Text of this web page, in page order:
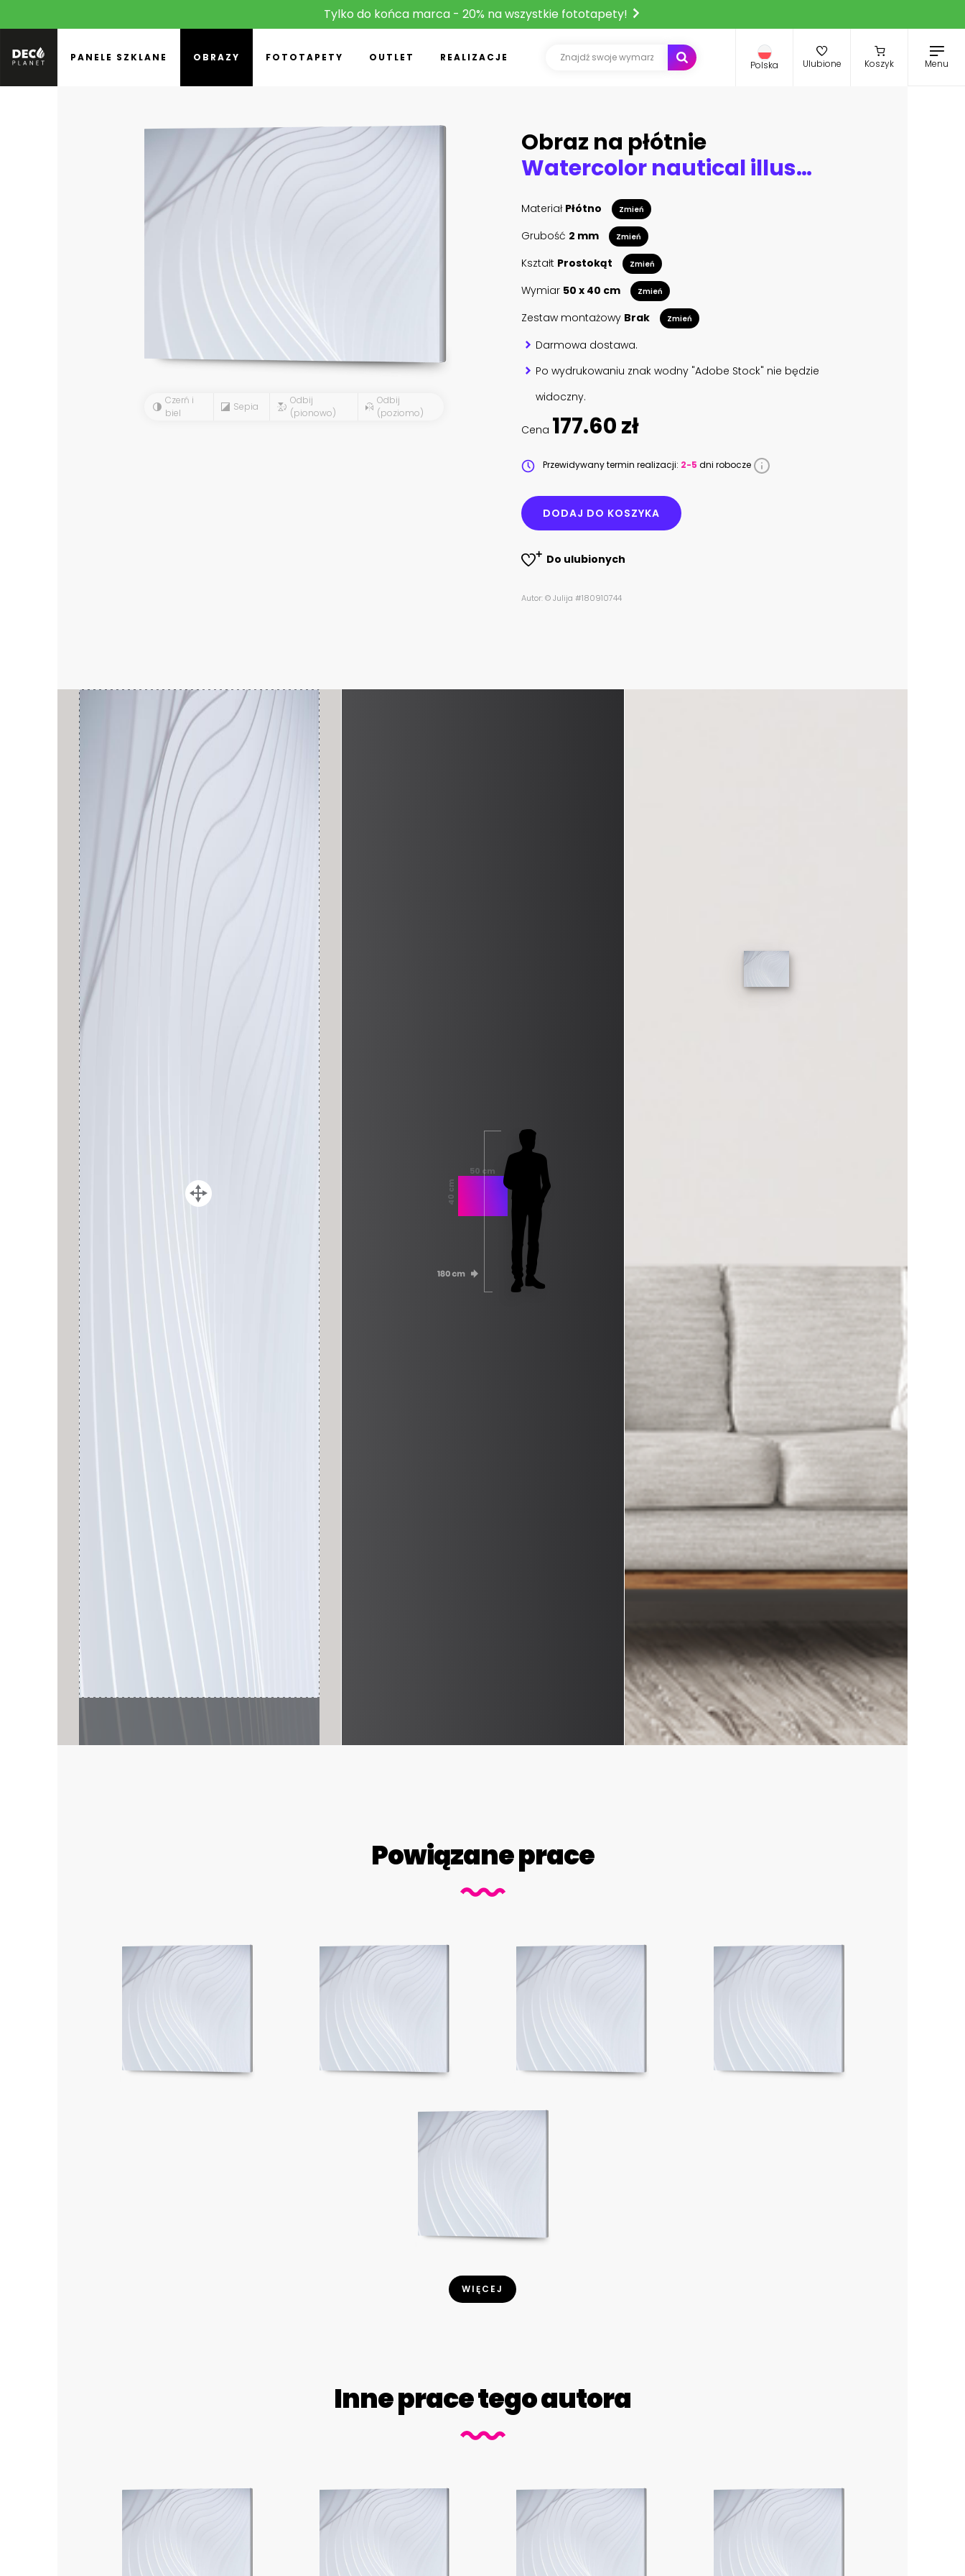
Tylko do końca marca - 20% na wszystkie fototapety!
PANELE SZKLANE OBRAZY FOTOTAPETY OUTLET REALIZACJE
Polska Ulubione Koszyk Menu
Czerń i
biel
Sepia
Odbij
(pionowo)
Odbij
(poziomo)
Obraz na płótnie
Watercolor nautical illustration collection. Sail, travel, sea, delivery system, shipping, fishing set. Paper boat, navy anchor, message in a bottle, empty bottle, kraft packages, fish, paper scroll.
Materiał Płótno Zmień
Grubość 2 mm Zmień
Kształt Prostokąt Zmień
Wymiar 50 x 40 cm Zmień
Zestaw montażowy Brak Zmień
Darmowa dostawa.
Po wydrukowaniu znak wodny "Adobe Stock" nie będzie
widoczny.
Cena 177.60 zł
Przewidywany termin realizacji: 2-5 dni robocze
DODAJ DO KOSZYKA
Do ulubionych
Autor: © Julija #180910744
50 cm
40 cm
Powiązane prace
WIĘCEJ
Inne prace tego autora